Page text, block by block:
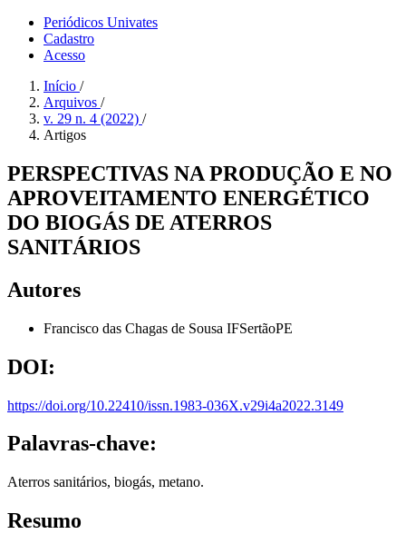
Periódicos Univates
Cadastro
Acesso
Início /
Arquivos /
v. 29 n. 4 (2022) /
Artigos
PERSPECTIVAS NA PRODUÇÃO E NO
APROVEITAMENTO ENERGÉTICO
DO BIOGÁS DE ATERROS
SANITÁRIOS
Autores
Francisco das Chagas de Sousa IFSertãoPE
DOI:
https://doi.org/10.22410/issn.1983-036X.v29i4a2022.3149
Palavras-chave:
Aterros sanitários, biogás, metano.
Resumo